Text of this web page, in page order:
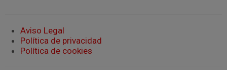
Aviso Legal
Política de privacidad
Política de cookies